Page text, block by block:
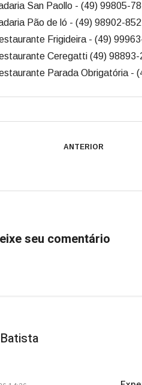
San Paollo - (49) 99805-
Pão de ló - (49) 98902-
Frigideira - (49)
Ceregatti (49) 98893-
Parada Obrigatória -
ANTERIOR
seu comentário